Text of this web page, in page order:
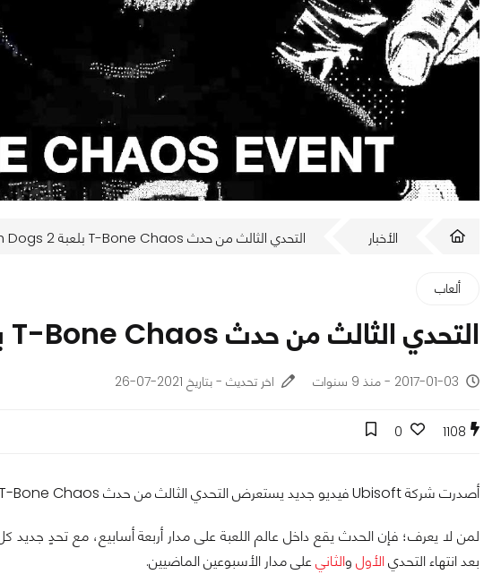
الأخبار التحدي الثالث من حدث T-Bone Chaos بلعبة Watch Dogs 2
ألعاب
التحدي الثالث من حدث T-Bone Chaos بلعبة Watch Dogs 2
2017-01-03 - منذ 9 سنوات اخر تحديث - بتاريخ 2021-07-26
1108
0
أصدرت شركة Ubisoft فيديو جديد يستعرض التحدي الثالث من حدث T-Bone Chaos بلعبة Watch Dogs 2.
لمن لا يعرف؛ فإن الحدث يقع داخل عالم اللعبة على مدار أربعة أسابيع، مع تحدٍ
بعد انتهاء التحديالأول والثانيعلى مدار الأسبوعين الماضيين.